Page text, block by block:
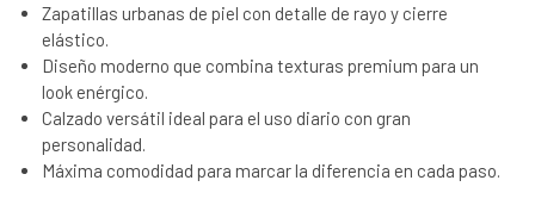
Zapatillas urbanas de piel con detalle de rayo y cierre
elástico.
Diseño moderno que combina texturas premium para un
look enérgico.
Calzado versátil ideal para el uso diario con gran
personalidad.
Máxima comodidad para marcar la diferencia en cada paso.